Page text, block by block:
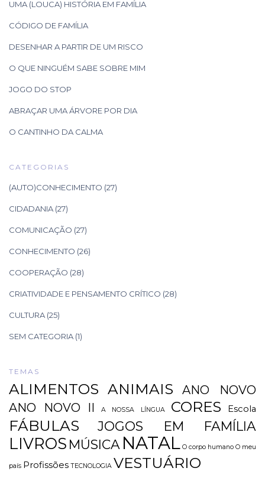
UMA (LOUCA) HISTÓRIA EM FAMÍLIA
CÓDIGO DE FAMÍLIA
DESENHAR A PARTIR DE UM RISCO
O QUE NINGUÉM SABE SOBRE MIM
JOGO DO STOP
ABRAÇAR UMA ÁRVORE POR DIA
O CANTINHO DA CALMA
CATEGORIAS
(AUTO)CONHECIMENTO (27)
CIDADANIA (27)
COMUNICAÇÃO (27)
CONHECIMENTO (26)
COOPERAÇÃO (28)
CRIATIVIDADE E PENSAMENTO CRÍTICO (28)
CULTURA (25)
SEM CATEGORIA (1)
TEMAS
ALIMENTOS ANIMAIS
ANO NOVO
ANO NOVO II
A NOSSA LÍNGUA CORES Escola
FÁBULAS JOGOS EM FAMÍLIA
LIVROS MÚSICA NATAL O corpo humano O meu
país Profissões TECNOLOGIA VESTUÁRIO